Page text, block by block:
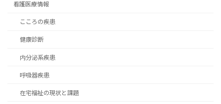
看護医療情報
こころの疾患
健康診断
内分泌系疾患
呼吸器疾患
在宅福祉の現状と課題